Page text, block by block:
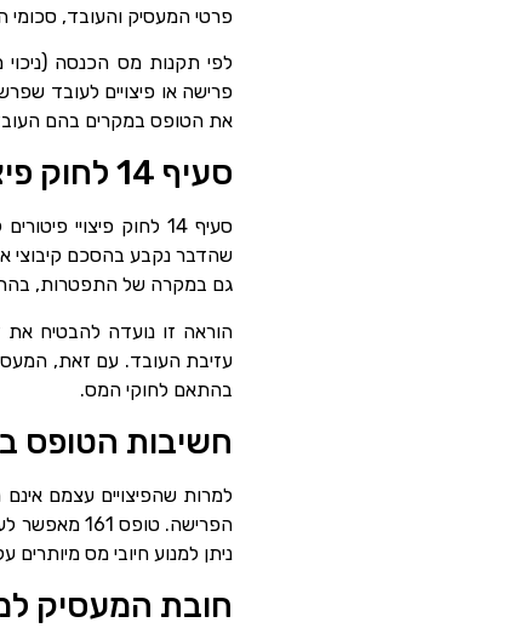
פרטי המעסיק והעובד, סכומי
פרישה או פיצויים לעובד
את הטופס במקרים בהם העובד
סעיף 14 לחוק פיצויי פיטורים
סעיף 14 לחוק פיצויי
שהדבר נקבע בהסכם קיבוצי
גם במקרה של התפטרות,
הוראה זו נועדה להבטיח את
בהתאם לחוקי המס.
חשיבות הטופס
למרות שהפיצויים עצמם
הפרישה.
ניתן למנוע חיובי מס
חובת המעסיק למתן טופס 161